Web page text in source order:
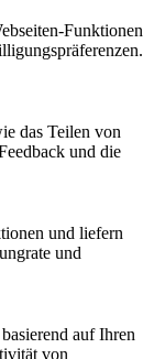
Funktionen
das Teilen von
und die
und liefern
und
auf Ihren
von